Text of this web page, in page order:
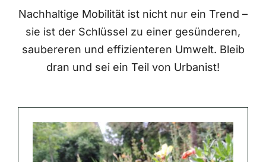
Nachhaltige Mobilität ist nicht nur ein Trend –
sie ist der Schlüssel zu einer gesünderen,
saubereren und effizienteren Umwelt. Bleib
dran und sei ein Teil von Urbanist!